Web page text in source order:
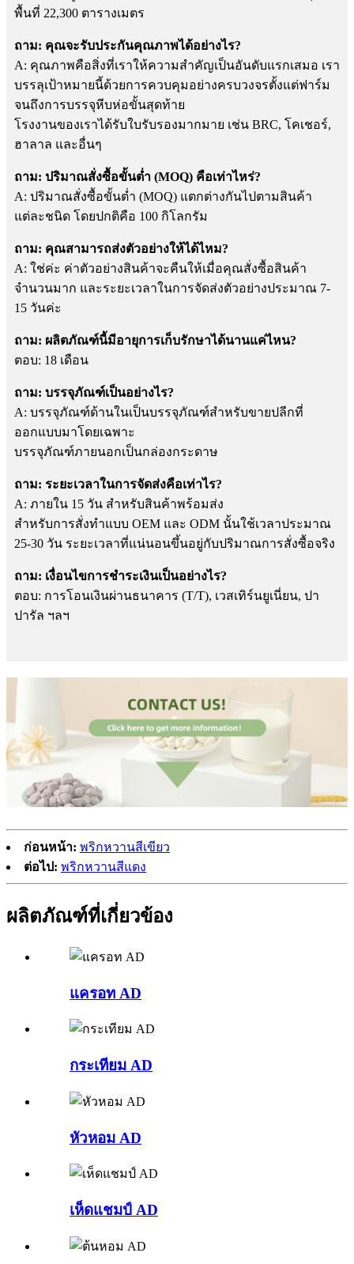
พื้นที่ 22,300 ตารางเมตร
ถาม: คุณจะรับประกันคุณภาพได้อย่างไร?
A: คุณภาพคือสิ่งที่เราให้ความสำคัญเป็นอันดับแรกเสมอ เรา
บรรลุเป้าหมายนี้ด้วยการควบคุมอย่างครบวงจรตั้งแต่ฟาร์ม
จนถึงการบรรจุหีบห่อขั้นสุดท้าย
โรงงานของเราได้รับใบรับรองมากมาย เช่น BRC, โคเชอร์,
ฮาลาล และอื่นๆ
ถาม: ปริมาณสั่งซื้อขั้นต่ำ (MOQ) คือเท่าไหร่?
A: ปริมาณสั่งซื้อขั้นต่ำ (MOQ) แตกต่างกันไปตามสินค้า
แต่ละชนิด โดยปกติคือ 100 กิโลกรัม
ถาม: คุณสามารถส่งตัวอย่างให้ได้ไหม?
A: ใช่ค่ะ ค่าตัวอย่างสินค้าจะคืนให้เมื่อคุณสั่งซื้อสินค้า
จำนวนมาก และระยะเวลาในการจัดส่งตัวอย่างประมาณ 7-
15 วันค่ะ
ถาม: ผลิตภัณฑ์นี้มีอายุการเก็บรักษาได้นานแค่ไหน?
ตอบ: 18 เดือน
ถาม: บรรจุภัณฑ์เป็นอย่างไร?
A: บรรจุภัณฑ์ด้านในเป็นบรรจุภัณฑ์สำหรับขายปลีกที่
ออกแบบมาโดยเฉพาะ
บรรจุภัณฑ์ภายนอกเป็นกล่องกระดาษ
ถาม: ระยะเวลาในการจัดส่งคือเท่าไร?
A: ภายใน 15 วัน สำหรับสินค้าพร้อมส่ง
สำหรับการสั่งทำแบบ OEM และ ODM นั้นใช้เวลาประมาณ
25-30 วัน ระยะเวลาที่แน่นอนขึ้นอยู่กับปริมาณการสั่งซื้อจริง
ถาม: เงื่อนไขการชำระเงินเป็นอย่างไร?
ตอบ: การโอนเงินผ่านธนาคาร (T/T), เวสเทิร์นยูเนี่ยน, ปา
ปารัล ฯลฯ
ก่อนหน้า: พริกหวานสีเขียว
ต่อไป: พริกหวานสีแดง
ผลิตภัณฑ์ที่เกี่ยวข้อง
แครอท AD
กระเทียม AD
หัวหอม AD
เห็ดแชมป์ AD